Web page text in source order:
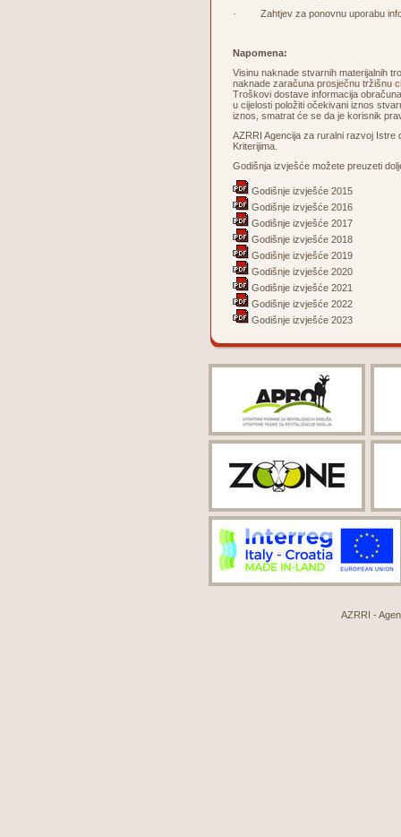
· Zahtjev za ponovnu uporabu
Napomena:
Visinu naknade stvarnih materijalnih
naknade zaračuna prosječnu tržišnu
Troškovi dostave informacija
u cijelosti položiti očekivani iznos
iznos, smatrat će se da je korisnik
AZRRI Agencija za ruralni razvoj Istre
Kriterijima.
Godišnja izvješće možete preuzeti
Godišnje izvješće 2015
Godišnje izvješće 2016
Godišnje izvješće 2017
Godišnje izvješće 2018
Godišnje izvješće 2019
Godišnje izvješće 2020
Godišnje izvješće 2021
Godišnje izvješće 2022
Godišnje izvješće 2023
AZRRI -